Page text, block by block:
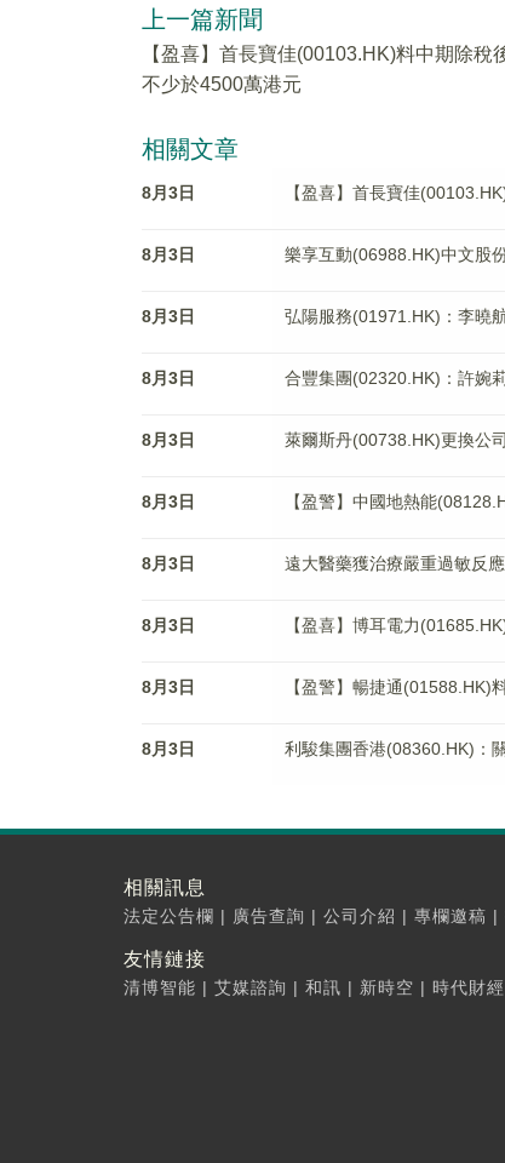
上一篇新聞
【盈喜】首長寶佳(00103.HK)料中期除稅
不少於4500萬港元
相關文章
8月3日 【盈喜】首長寶佳
8月3日 樂享互動(06988.HK)中文股
8月3日 弘陽服務(01971.HK)：李曉
8月3日 合豐集團(02320.HK)：許婉
8月3日 萊爾斯丹(00738.HK)更換公
8月3日 【盈警】中國地熱能
8月3日 遠大醫藥獲治療嚴重過敏反
8月3日 【盈喜】博耳電力
8月3日 【盈警】暢捷通(01588.HK)
8月3日 利駿集團香港(08360.HK)：
相關訊息
法定公告欄 | 廣告查詢 | 公司介紹 | 專欄邀稿 |
友情鏈接
清博智能 | 艾媒諮詢 | 和訊 | 新時空 | 時代財經